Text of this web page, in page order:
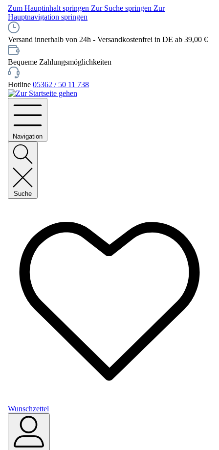
Zum Hauptinhalt springen Zur Suche springen Zur
Hauptnavigation springen
Versand innerhalb von 24h - Versandkostenfrei in DE ab 39,00 €
Bequeme Zahlungsmöglichkeiten
Hotline 05362 / 50 11 738
Navigation
Suche
Wunschzettel